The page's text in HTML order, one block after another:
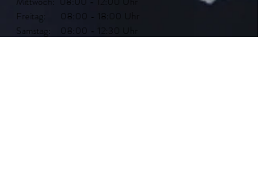
Freitag: 08:00 - 18:00 Uhr
Samstag: 08:00 - 12:30 Uhr